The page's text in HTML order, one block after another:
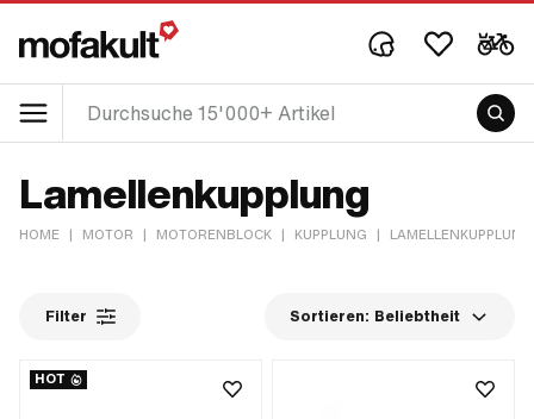
Lamellenkupplung
HOME | MOTOR | MOTORENBLOCK | KUPPLUNG | LAMELLENKUPPLUNG
Filter Sortieren: Beliebtheit
HOT